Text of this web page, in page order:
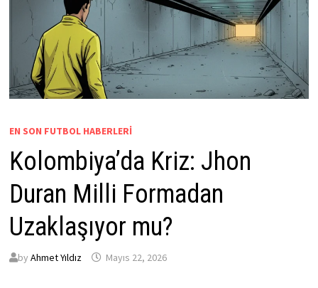
EN SON FUTBOL HABERLERI
Kolombiya’da Kriz: Jhon
Duran Milli Formadan
Uzaklaşıyor mu?
by Ahmet Yıldız Mayıs 22, 2026